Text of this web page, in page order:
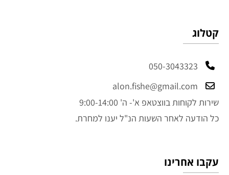
קטלוג
050-3043323
alon.fishe@gmail.com
שירות לקוחות בווצטאפ א'- ה' 9:00-14:00
כל הודעה לאחר השעות הנ"ל יענו למחרת.
עקבו אחרינו